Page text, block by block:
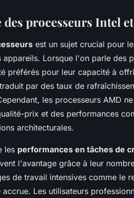
processeurs Intel
est un sujet crucial pour
Lorsque l'on parle des
préférés pour leur capacité à
par des taux de
les processeurs AMD
prix et des performances
architecturales.
les performances en tâches de
l'avantage grâce à leur
de travail intensives comme le
Les utilisateurs